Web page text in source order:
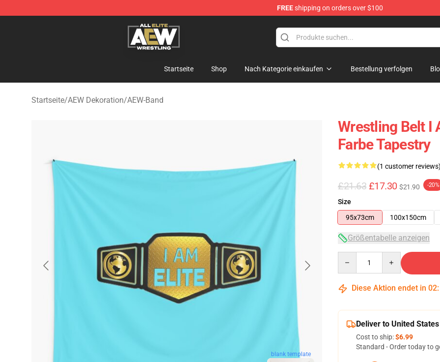
FREEshipping on orders over $100
Aew Shop ⚡️ Official Aew Merchandise Store
Startseite Shop Nach Kategorie einkaufen Bestellung verfolgen
Startseite/AEW Dekoration/AEW-Band
blank template
Wrestling Belt I
Farbe Tapestry
(1 customer reviews)
£21.63 £17.30 $21.90 -20%
Size
95x73cm
100x150cm
Größentabelle anzeigen
Diese Aktion endet in 02:
Deliver to United States
Cost to ship:$6.99
Standard - Order today to